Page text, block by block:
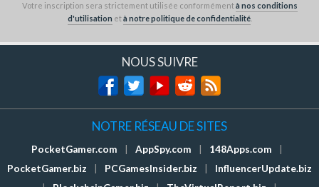
Votre inscription sera strictement utilisée conformémentà nos conditions
d'utilisation età notre politique de confidentialité.
NOUS SUIVRE
NOTRE RÉSEAU DE SITES
PocketGamer.com AppSpy.com 148Apps.com
PocketGamer.biz
PCGamesInsider.biz
InfluencerUpdate.biz